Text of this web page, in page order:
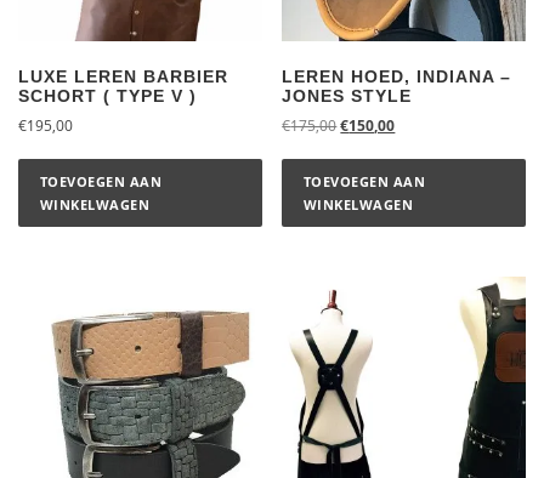
LUXE LEREN BARBIER
SCHORT ( TYPE V )
€195,00
TOEVOEGEN AAN
WINKELWAGEN
LEREN HOED, INDIANA –
JONES STYLE
€175,00€150,00
TOEVOEGEN AAN
WINKELWAGEN